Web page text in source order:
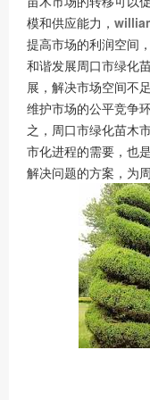
模和供应能力，
提高市场的利润空间
和谐发展周口市绿化
展，解决市场空间不
维护市场的公平竞争
之，周口市绿化苗木
市化进程的需要，也
解决问题的方案，为